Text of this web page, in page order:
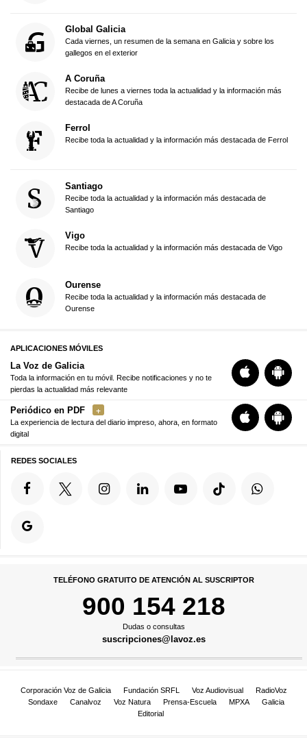
Global Galicia
Cada viernes, un resumen de la semana en Galicia y sobre los
gallegos en el exterior
A Coruña
Recibe de lunes a viernes toda la actualidad y la información más
destacada de A Coruña
Ferrol
Recibe toda la actualidad y la información más destacada de Ferrol
Santiago
Recibe toda la actualidad y la información más destacada de
Santiago
Vigo
Recibe toda la actualidad y la información más destacada de Vigo
Ourense
Recibe toda la actualidad y la información más destacada de
Ourense
APLICACIONES MÓVILES
La Voz de Galicia
Toda la información en tu móvil. Recibe notificaciones y no te
pierdas la actualidad más relevante
Periódico en PDF
La experiencia de lectura del diario impreso, ahora, en formato
digital
REDES SOCIALES
TELÉFONO GRATUITO DE ATENCIÓN AL SUSCRIPTOR
900 154 218
Dudas o consultas
suscripciones@lavoz.es
Corporación Voz de Galicia Fundación SRFL Voz Audiovisual
RadioVoz
Sondaxe
Canalvoz Voz Natura Prensa-Escuela MPXA
Galicia
Editorial